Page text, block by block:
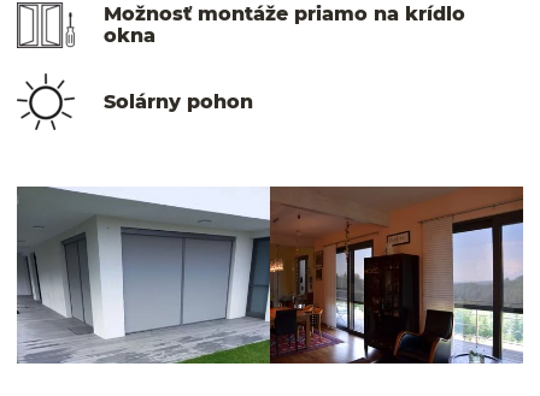
Možnosť montáže priamo na krídlo
okna
Solárny pohon